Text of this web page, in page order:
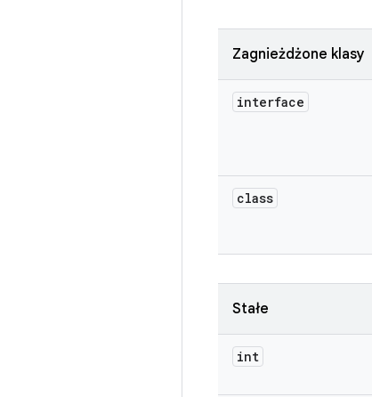
Zagnieżdżone klasy
interface
class
Stałe
int